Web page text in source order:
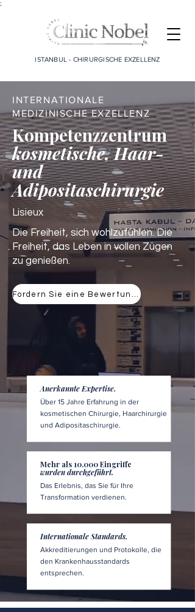
;
ISTANBUL - CHIRURGISCHE EXZELLENZ
INTERNATIONALE
MEDIZINISCHE EXZELLENZ
Kompetenzzentrum
kosmetische, Haar-
und
Adipositaschirurgie
Lisieux
Die Freiheit, sich wohlzufühlen. Die
Freiheit, das Leben in vollen Zügen
zu genießen.
Anerkannte Expertise.
Über 15 Jahre Erfahrung in der
kosmetischen Chirurgie, Haarchirurgie
und Adipositaschirurgie.
Mehr als 10.000 Eingriffe
wurden durchgeführt.
Das Erlebnis, das Sie für Ihre
Transformation verdienen.
Internationale Standards.
Akkreditierungen und Protokolle, die
den Krankenhausstandards
entsprechen.